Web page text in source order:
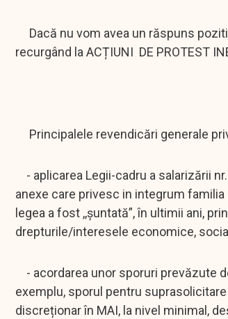
Dacă nu vom avea un răspuns
recurgând la ACȚIUNI DE PROTEST
Principalele revendicări generale
- aplicarea Legii-cadru a salarizării
anexe care privesc in integrum
legea a fost ,,șuntată”, în ultimii ani,
drepturile/interesele economice,
- acordarea unor sporuri prevăzute
exemplu, sporul pentru
discreționar în MAI, la nivel minimal,